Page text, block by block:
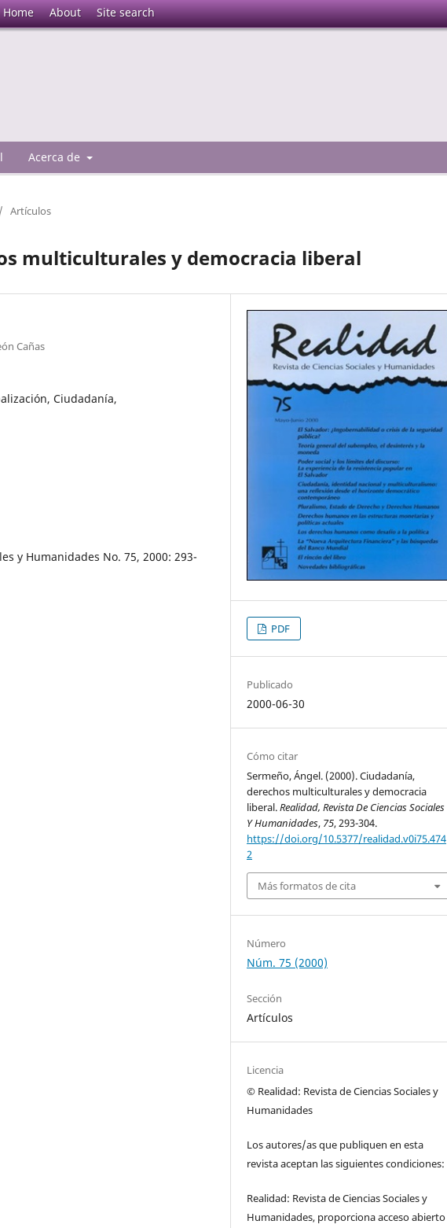
Home About Site search
Acerca de
/ Artículos
multiculturales y democracia liberal
Cañas
Ciudadanía,
y Humanidades No. 75, 2000: 293-
PDF
Publicado
2000-06-30
Cómo citar
Sermeño, Ángel. (2000). Ciudadanía,
derechos multiculturales y democracia
liberal.Realidad, Revista De Ciencias Sociales
Y Humanidades, 75, 293-304.
https://doi.org/10.5377/realidad.v0i75.474
2
Más formatos de cita
Número
Núm. 75 (2000)
Sección
Artículos
Licencia
© Realidad: Revista de Ciencias Sociales y
Humanidades
Los autores/as que publiquen en esta
revista aceptan las siguientes condiciones:
Realidad: Revista de Ciencias Sociales y
Humanidades, proporciona acceso abierto